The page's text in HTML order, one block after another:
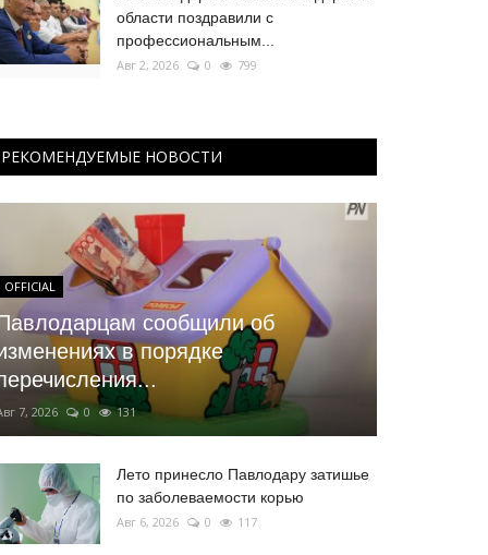
области поздравили с
профессиональным...
Авг 2, 2026 0 799
РЕКОМЕНДУЕМЫЕ НОВОСТИ
OFFICIAL
сообщили об
в порядке
7, 2026 0 131
Лето принесло Павлодару затишье
по заболеваемости корью
Авг 6, 2026 0 117